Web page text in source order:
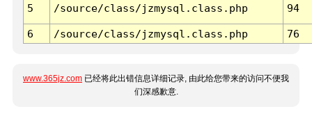
5 /source/class/jzmysql.class.php 94
6 /source/class/jzmysql.class.php 76
www.365jz.com 已经将此出错信息详细记录, 由此给您带来的访问不便我
们深感歉意.